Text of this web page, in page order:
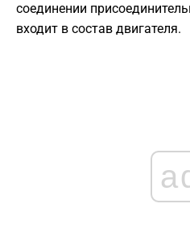
соединении
входит в состав двигателя.